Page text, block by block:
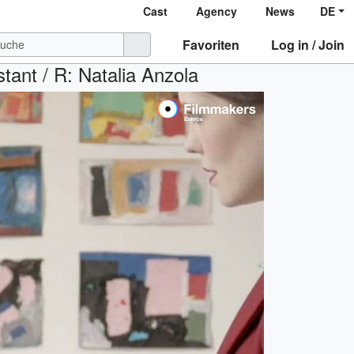
Cast Agency News DE
Favoriten Log in / Join
/ R: Natalia Anzola